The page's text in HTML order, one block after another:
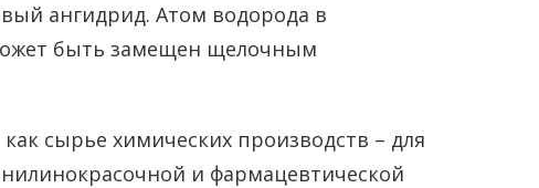
ангидрид. Атом водорода в
быть замещен щелочным
сырье химических производств – для
и фармацевтической